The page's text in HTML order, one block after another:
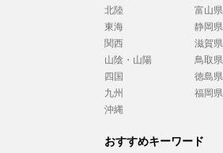
北陸
富山県
東海
静岡県
関西
滋賀県
山陰・山陽
鳥取県
四国
徳島県
九州
福岡県
沖縄
おすすめキーワード